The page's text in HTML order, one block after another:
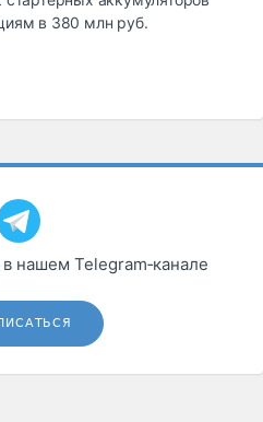
в 380 млн руб.
нашем Telegram‑канале